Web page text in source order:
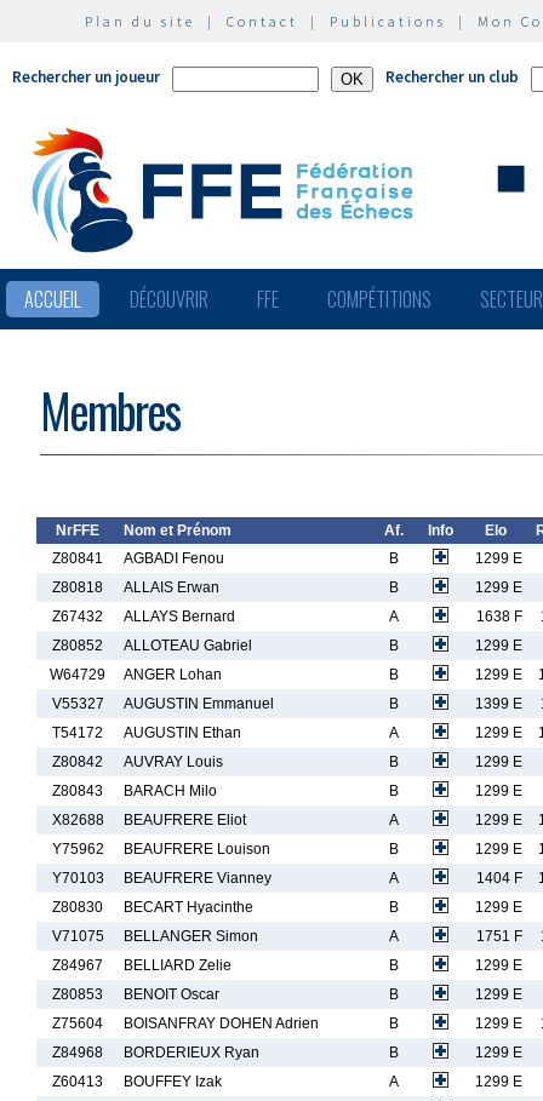
Plan du site | Contact | Publications | Mon
Rechercher un joueur Rechercher un club
ACCUEIL DÉCOUVRIR FFE COMPÉTITIONS
Membres
NrFFE Nom et Prénom Af. Info Elo
Z80841
AGBADI Fenou B
1299 E
Z80818
ALLAIS Erwan B
1299 E
Z67432
ALLAYS Bernard A 1638 F
Z80852
ALLOTEAU Gabriel B
1299 E
W64729
ANGER Lohan B 1299 E
V55327
AUGUSTIN Emmanuel B 1399 E
T54172
AUGUSTIN Ethan A 1299 E
Z80842
AUVRAY Louis B
1299 E
Z80843
BARACH Milo B
1299 E
X82688
BEAUFRERE Eliot A 1299 E
Y75962
BEAUFRERE Louison B 1299 E
Y70103
BEAUFRERE Vianney A 1404 F
Z80830
BECART Hyacinthe B
1299 E
V71075
BELLANGER Simon A 1751 F
Z84967
BELLIARD Zelie B
1299 E
Z80853
BENOIT Oscar B
1299 E
Z75604
BOISANFRAY DOHEN Adrien B 1299 E
Z84968
BORDERIEUX Ryan B
1299 E
Z60413
BOUFFEY Izak A
1299 E